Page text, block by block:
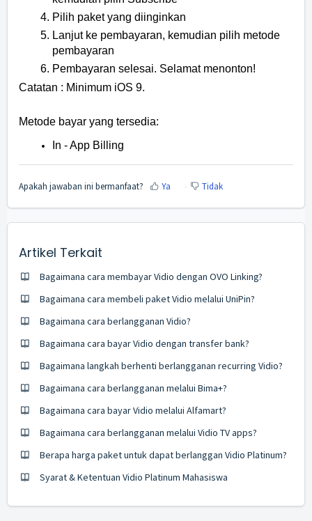
Pilih paket yang diinginkan
Lanjut ke pembayaran, kemudian pilih metode
pembayaran
Pembayaran selesai. Selamat menonton!
Catatan : Minimum iOS 9.
Metode bayar yang tersedia:
In - App Billing
Apakah jawaban ini bermanfaat? Ya Tidak
Artikel Terkait
Bagaimana cara membayar Vidio dengan OVO Linking?
Bagaimana cara membeli paket Vidio melalui UniPin?
Bagaimana cara berlangganan Vidio?
Bagaimana cara bayar Vidio dengan transfer bank?
Bagaimana langkah berhenti berlangganan recurring Vidio?
Bagaimana cara berlangganan melalui Bima+?
Bagaimana cara bayar Vidio melalui Alfamart?
Bagaimana cara berlangganan melalui Vidio TV apps?
Berapa harga paket untuk dapat berlanggan Vidio Platinum?
Syarat & Ketentuan Vidio Platinum Mahasiswa